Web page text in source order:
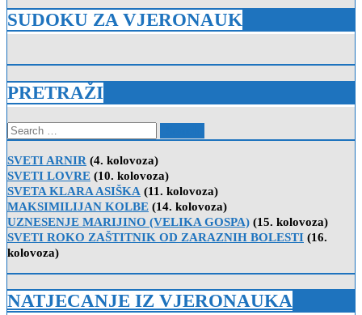
SUDOKU ZA VJERONAUK
PRETRAŽI
Search
for:
SVETI ARNIR (4. kolovoza)
SVETI LOVRE (10. kolovoza)
SVETA KLARA ASIŠKA (11. kolovoza)
MAKSIMILIJAN KOLBE (14. kolovoza)
UZNESENJE MARIJINO (VELIKA GOSPA) (15. kolovoza)
SVETI ROKO ZAŠTITNIK OD ZARAZNIH BOLESTI (16.
kolovoza)
NATJECANJE IZ VJERONAUKA